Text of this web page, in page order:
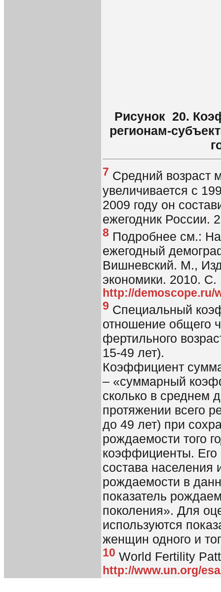
Рисунок 20.
регионам-
7 Средний возраст
увеличивается с
2009 году он
ежегодник России.
8 Подробнее см.:
ежегодный
Вишневский. М.,
экономики. 2010. С.
http://demoscope.ru/
9 Специальный
отношение общего
фертильного
15-49 лет).
Коэффициент
– «суммарный
сколько в среднем
протяжении всего
до 49 лет) при
рождаемости того
коэффициенты. Его
состава населения
рождаемости в
показатель
поколения». Для
используются
женщин одного и
10 World Fertility
http://www.un.org/